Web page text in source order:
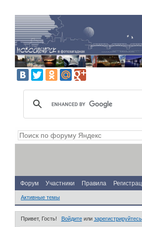
Форум Участники Правила
Активные темы
Привет, Гость! Войдитеили зарегистрируйтесь.